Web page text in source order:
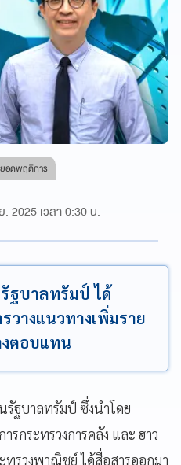
ดพฤติการ
. 2025 เวลา 0:30 น.
ฐบาลทรัมป์ ได้
วางแนวทางเพิ่มราย
งตอบแทน
ฐบาลทรัมป์ ซึ่งนำโดย
รกระทรวงการคลัง และ ฮาว
ทรวงพาณิชย์ ได้สื่อสารออกมา